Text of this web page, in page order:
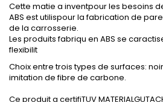
Cette matie a inventpour les besoins
ABS est utilispour la fabrication de
de la carrosserie.
Les produits fabriqu en ABS se
flexibilit
Choix entre trois types de surfaces:
imitation de fibre de carbone.
Ce produit a certifiTUV